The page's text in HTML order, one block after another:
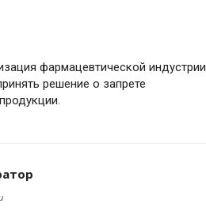
фармацевтической индустрии
решение о запрете